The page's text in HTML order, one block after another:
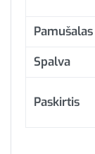
Pamušalas
Spalva
Paskirtis